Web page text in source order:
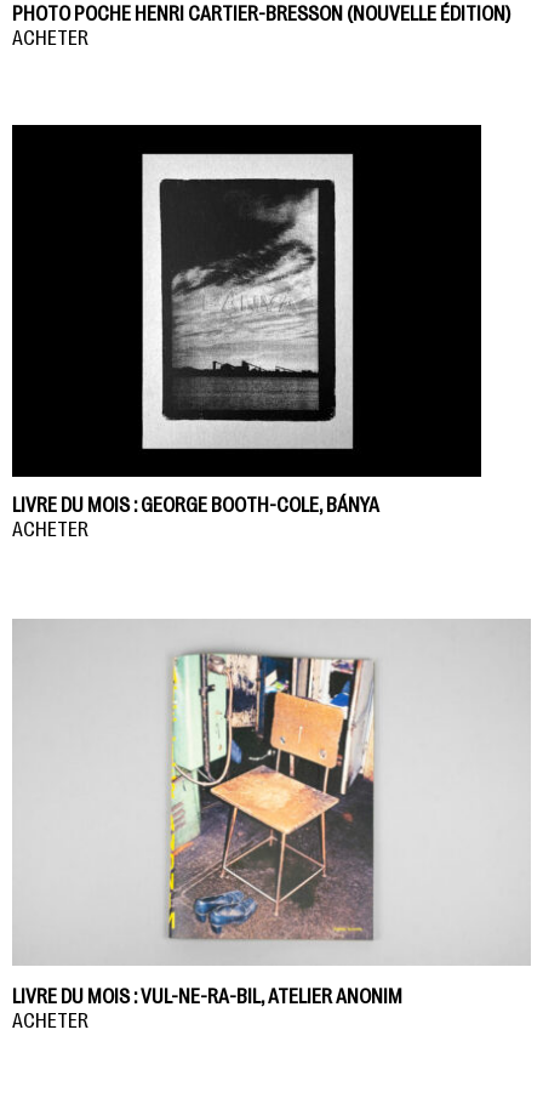
PHOTO POCHE HENRI CARTIER-BRESSON (NOUVELLE ÉDITION)
ACHETER
LIVRE DU MOIS : GEORGE BOOTH-COLE, BÁNYA
ACHETER
LIVRE DU MOIS : VUL-NE-RA-BIL, ATELIER ANONIM
ACHETER